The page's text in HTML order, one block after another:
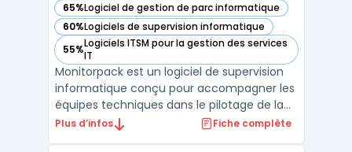
65%Logiciel de gestion de parc informatique
— voir Monitorpack dans cette catégorie
60%Logiciels de supervision informatique
— voir Monitorpack dans cette catégorie
55%Logiciels ITSM pour la gestion des services
IT
— voir Monitorpack dans cette catégorie
Monitorpack est un logiciel de supervision
informatique conçu pour accompagner les
équipes techniques dans le pilotage de la
performance et la continuité des
Plus d’infos Fiche complète